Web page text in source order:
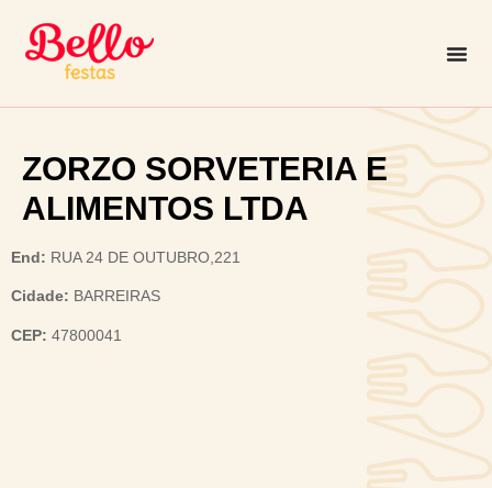
ZORZO SORVETERIA E
ALIMENTOS LTDA
End: RUA 24 DE OUTUBRO,221
Cidade: BARREIRAS
CEP: 47800041